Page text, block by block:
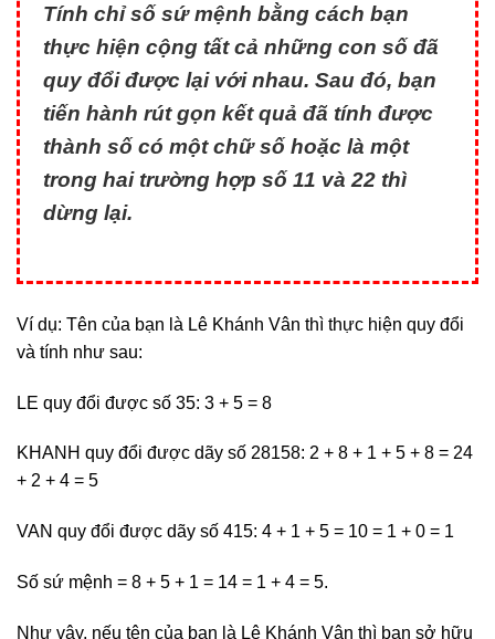
Tính chỉ số sứ mệnh bằng cách bạn
thực hiện cộng tất cả những con số đã
quy đổi được lại với nhau. Sau đó, bạn
tiến hành rút gọn kết quả đã tính được
thành số có một chữ số hoặc là một
trong hai trường hợp số 11 và 22 thì
dừng lại.
Ví dụ: Tên của bạn là Lê Khánh Vân thì thực hiện quy đổi
và tính như sau:
LE quy đổi được số 35: 3 + 5 = 8
KHANH quy đổi được dãy số 28158: 2 + 8 + 1 + 5 + 8 = 24
+ 2 + 4 = 5
VAN quy đổi được dãy số 415: 4 + 1 + 5 = 10 = 1 + 0 = 1
Số sứ mệnh = 8 + 5 + 1 = 14 = 1 + 4 = 5.
Như vậy, nếu tên của bạn là Lê Khánh Vân thì bạn sở hữu